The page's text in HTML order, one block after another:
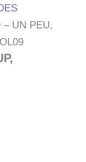
– UN PEU,